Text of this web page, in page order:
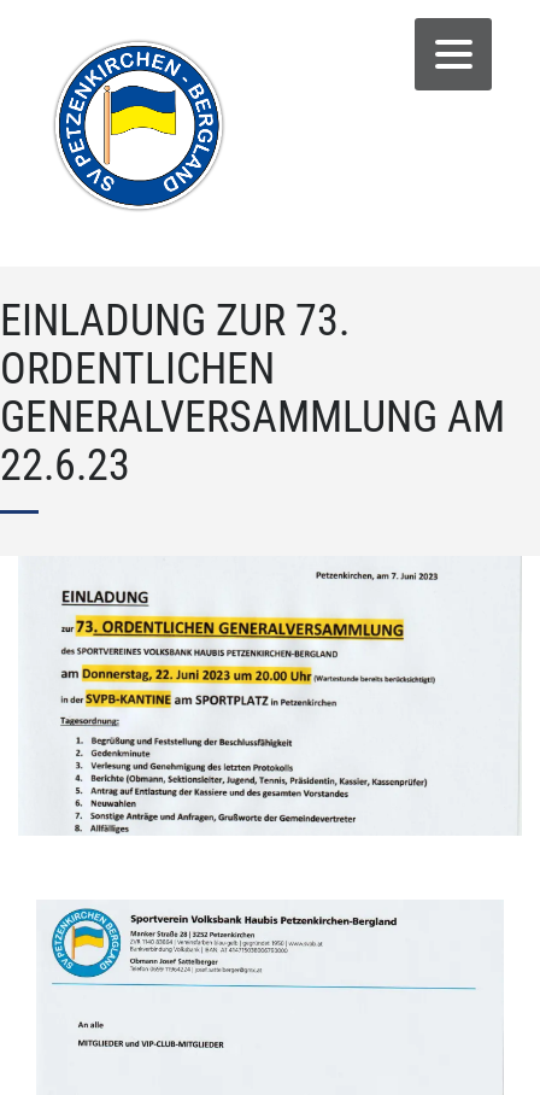
EINLADUNG ZUR 73.
ORDENTLICHEN
GENERALVERSAMMLUNG AM
22.6.23